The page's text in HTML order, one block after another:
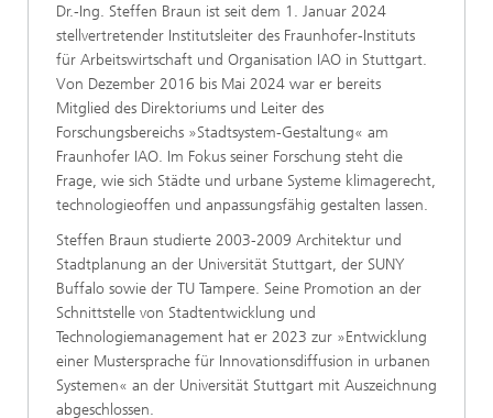
Dr.-Ing. Steffen Braun ist seit dem 1. Januar 2024
stellvertretender Institutsleiter des Fraunhofer-Instituts
für Arbeitswirtschaft und Organisation IAO in Stuttgart.
Von Dezember 2016 bis Mai 2024 war er bereits
Mitglied des Direktoriums und Leiter des
Forschungsbereichs »Stadtsystem-Gestaltung« am
Fraunhofer IAO. Im Fokus seiner Forschung steht die
Frage, wie sich Städte und urbane Systeme klimagerecht,
technologieoffen und anpassungsfähig gestalten lassen.
Steffen Braun studierte 2003-2009 Architektur und
Stadtplanung an der Universität Stuttgart, der SUNY
Buffalo sowie der TU Tampere. Seine Promotion an der
Schnittstelle von Stadtentwicklung und
Technologiemanagement hat er 2023 zur »Entwicklung
einer Mustersprache für Innovationsdiffusion in urbanen
Systemen« an der Universität Stuttgart mit Auszeichnung
abgeschlossen.